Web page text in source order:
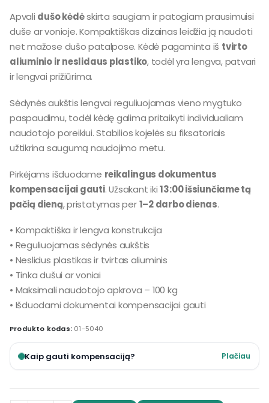
Apvali dušo kėdėskirta saugiam ir patogiam prausimuisi
duše ar vonioje. Kompaktiškas dizainas leidžia ją naudoti
net mažose dušo patalpose. Kėdė pagaminta iš tvirto
aliuminio ir neslidaus plastiko, todėl yra lengva, patvari
ir lengvai prižiūrima.
Sėdynės aukštis lengvai reguliuojamas vieno mygtuko
paspaudimu, todėl kėdę galima pritaikyti individualiam
naudotojo poreikiui. Stabilios kojelės su fiksatoriais
užtikrina saugumą naudojimo metu.
Pirkėjams išduodame reikalingus dokumentus
kompensacijai gauti. Užsakant iki13:00 išsiunčiame tą
pačią dieną, pristatymas per1–2 darbo dienas.
• Kompaktiška ir lengva konstrukcija
• Reguliuojamas sėdynės aukštis
• Neslidus plastikas ir tvirtas aliuminis
• Tinka dušui ar voniai
• Maksimali naudotojo apkrova – 100 kg
• Išduodami dokumentai kompensacijai gauti
Produkto kodas: 01-5040
Kaip gauti kompensaciją? Plačiau